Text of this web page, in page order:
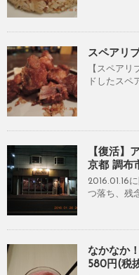
スペアリ
【スペア
ドしたスペ
【復活】
京都 調布
2016.01.16
つ落ち、残
なかなか
580円(税